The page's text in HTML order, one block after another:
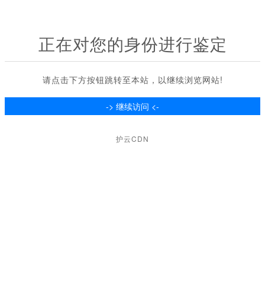
正在对您的身份进行鉴定
请点击下方按钮跳转至本站，以继续浏览网站!
护云CDN